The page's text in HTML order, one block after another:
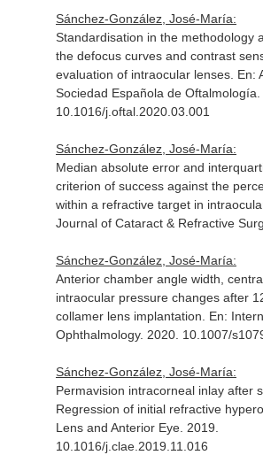
Sánchez-González, José-María:
Standardisation in the methodology
the defocus curves and contrast
evaluation of intraocular lenses. En:
Sociedad Española de Oftalmología
10.1016/j.oftal.2020.03.001
Sánchez-González, José-María:
Median absolute error and
criterion of success against the
within a refractive target in
Journal of Cataract & Refractive
Sánchez-González, José-María:
Anterior chamber angle width,
intraocular pressure changes after
collamer lens implantation. En:
Ophthalmology. 2020. 10.1007/
Sánchez-González, José-María:
Permavision intracorneal inlay after
Regression of initial refractive
Lens and Anterior Eye. 2019.
10.1016/j.clae.2019.11.016